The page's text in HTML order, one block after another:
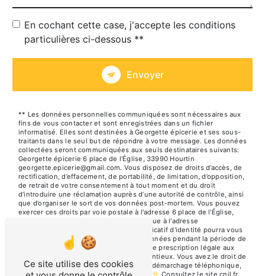
En cochant cette case, j'accepte les conditions
particulières ci-dessous **
Envoyer
** Les données personnelles communiquées sont nécessaires aux
fins de vous contacter et sont enregistrées dans un fichier
informatisé. Elles sont destinées à Georgette épicerie et ses sous-
traitants dans le seul but de répondre à votre message. Les données
collectées seront communiquées aux seuls destinataires suivants:
Georgette épicerie 6 place de l'Église, 33990 Hourtin
georgette.epicerie@gmail.com. Vous disposez de droits d’accès, de
rectification, d’effacement, de portabilité, de limitation, d’opposition,
de retrait de votre consentement à tout moment et du droit
d’introduire une réclamation auprès d’une autorité de contrôle, ainsi
que d’organiser le sort de vos données post-mortem. Vous pouvez
exercer ces droits par voie postale à l'adresse 6 place de l'Église,
33990 Hourtin ou par courrier électronique à l'adresse
georgette.epicerie@gmail.com. Un justificatif d'identité pourra vous
être demandé. Nous conservons vos données pendant la période de
prise de contact puis pendant la durée de prescription légale aux
fins probatoires et de gestion des contentieux. Vous avez le droit de
vous inscrire sur la liste d'opposition au démarchage téléphonique,
disponible à cette adresse:Bloctel.gouv.fr. Consultez le site cnil.fr
Ce site utilise des cookies